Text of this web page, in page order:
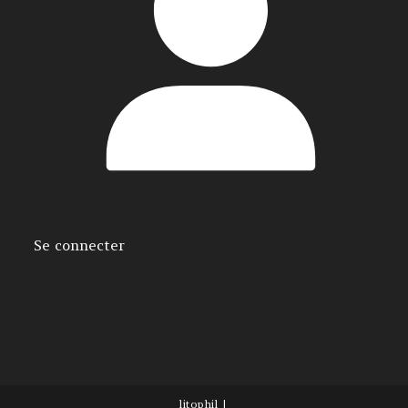
Se connecter
litophil